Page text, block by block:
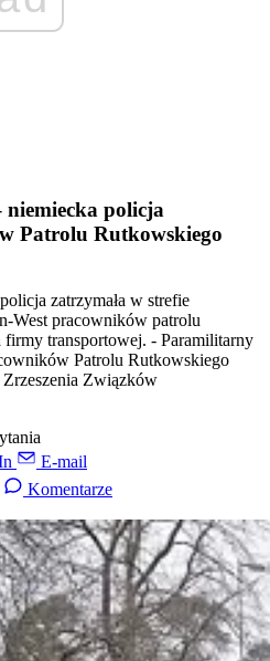
policja
Patrolu Rutkowskiego
zatrzymała w strefie
West pracowników patrolu
firmy transportowej. - Paramilitarny
Patrolu Rutkowskiego
Związków
E-mail
Komentarze